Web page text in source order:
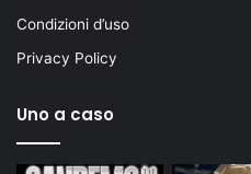
Condizioni d’uso
Privacy Policy
Uno a caso